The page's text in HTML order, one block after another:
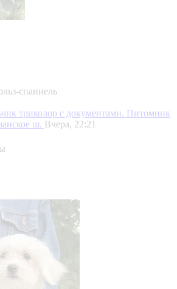
спаниель
триколор с документами. Питомник
ш. Вчера, 22:21